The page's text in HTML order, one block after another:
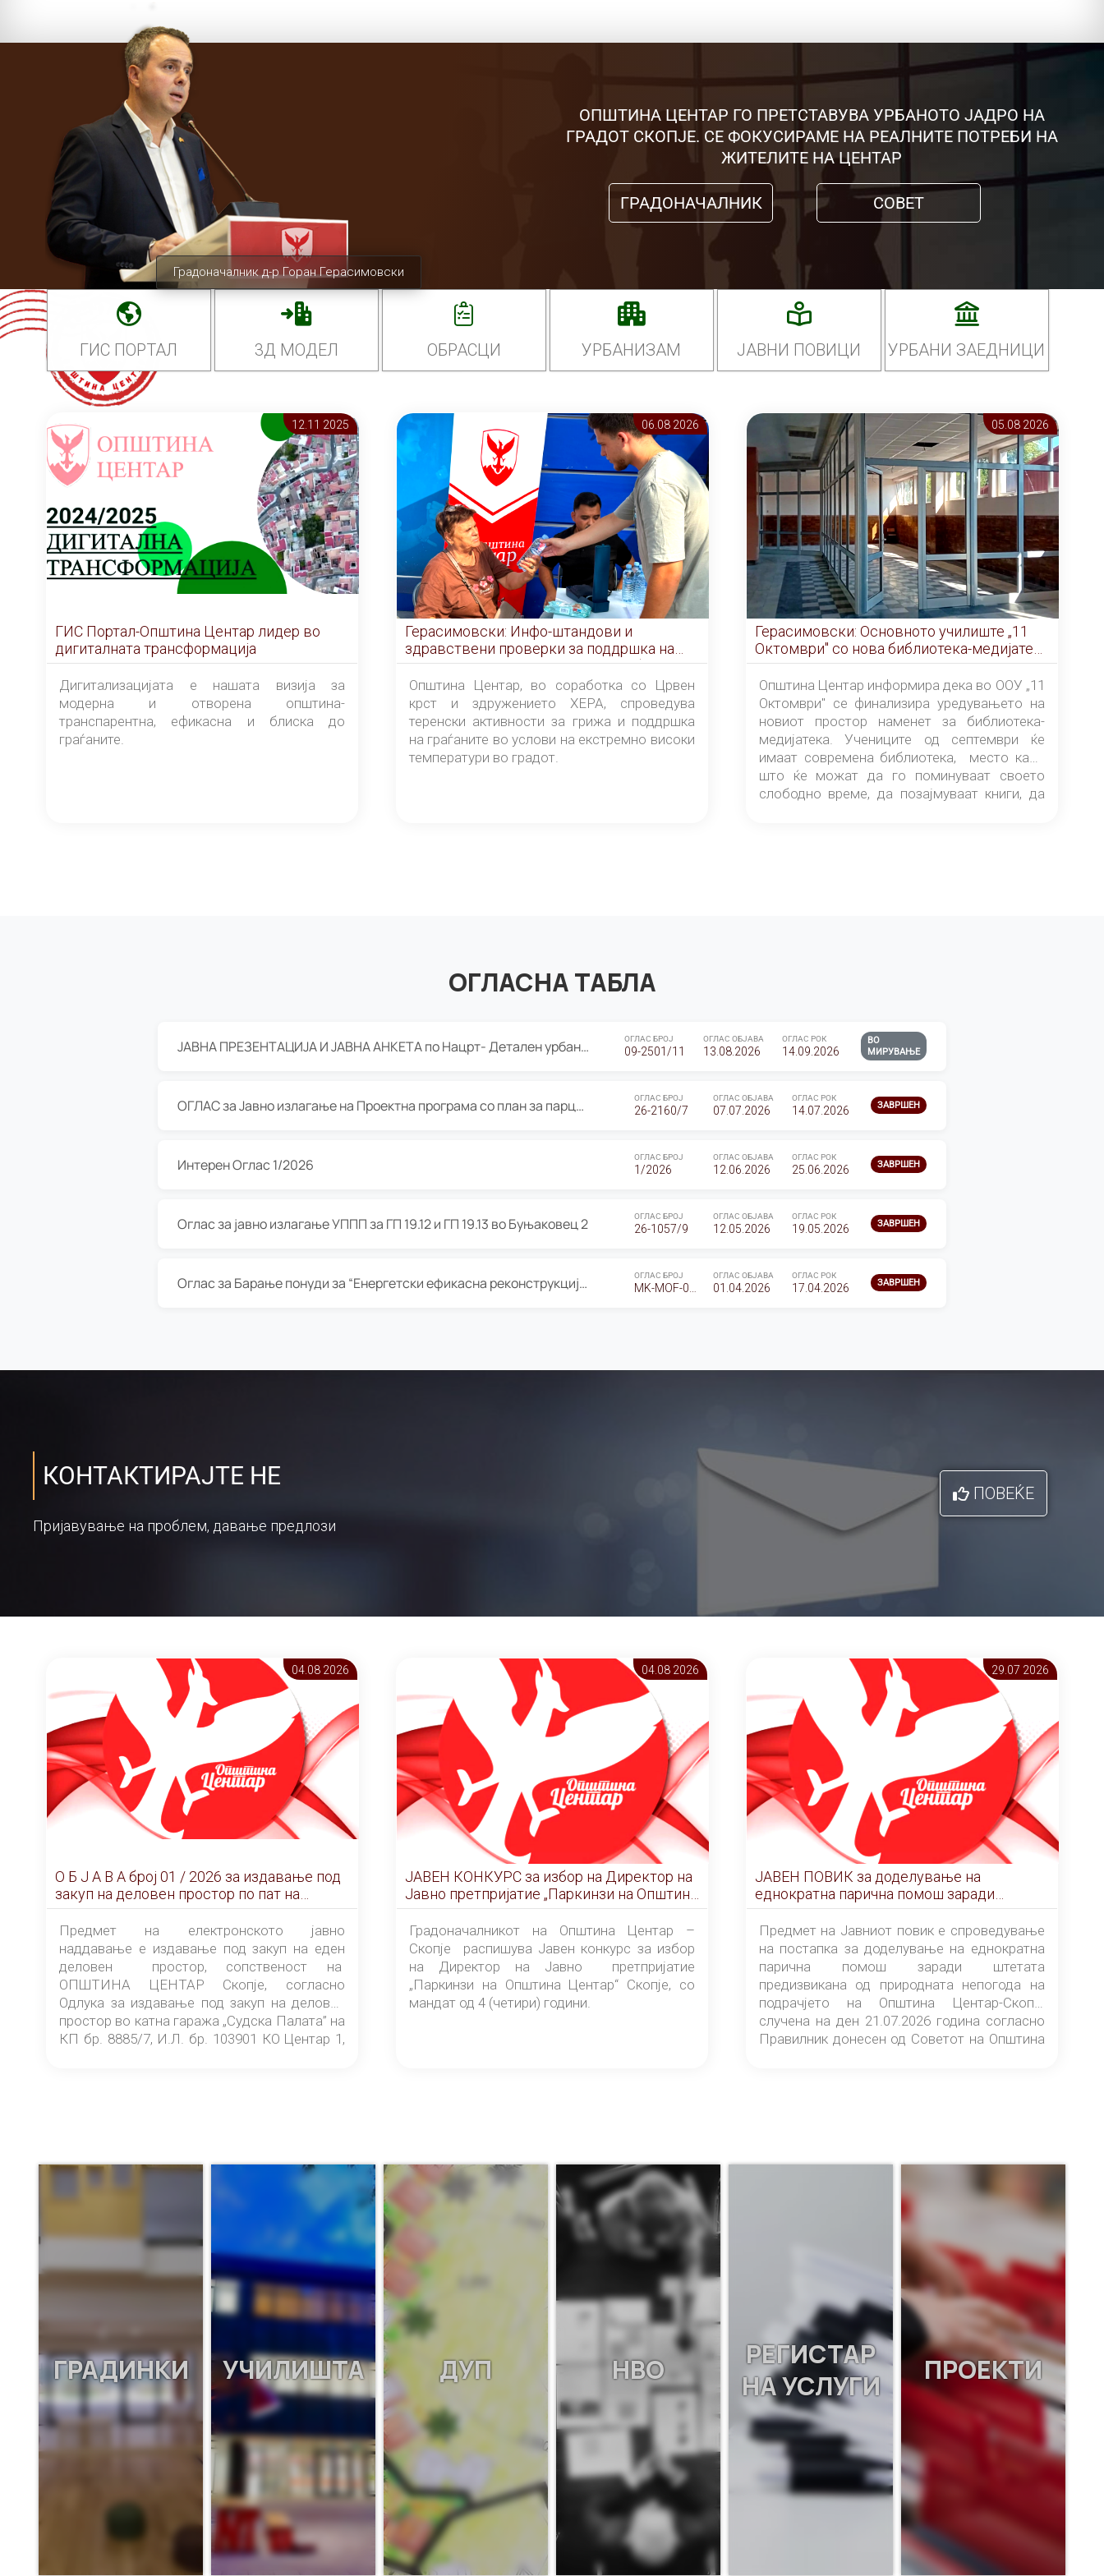
Градоначалник д-р Горан Герасимовски
ОПШТИНА ЦЕНТАР ГО ПРЕТСТАВУВА УРБАНОТО ЈАДРО НА
ГРАДОТ СКОПЈЕ. СЕ ФОКУСИРАМЕ НА РЕАЛНИТЕ ПОТРЕБИ НА
ЖИТЕЛИТЕ НА ЦЕНТАР
ГРАДОНАЧАЛНИК СОВЕТ
ГИС ПОРТАЛ 3Д МОДЕЛ ОБРАСЦИ УРБАНИЗАМ ЈАВНИ ПОВИЦИ УРБАНИ ЗАЕДНИЦИ
12.11 2025
ГИС Портал-Општина Центар лидер во
дигиталната трансформација
Дигитализацијата е нашата визија за
модерна и отворена општина-
транспарентна, ефикасна и блиска до
граѓаните.
06.08 2026
Герасимовски: Инфо-штандови и
здравствени проверки за поддршка на
граѓаните во услови на топлотен бран
Општина Центар, во соработка со Црвен
крст и здружението ХЕРА, спроведува
теренски активности за грижа и поддршка
на граѓаните во услови на екстремно високи
температури во градот.
05.08 2026
Герасимовски: Основното училиште „11
Октомври" со нова библиотека-медијатека
од септември
Општина Центар информира дека во ООУ „11
Октомври" се финализира уредувањето на
новиот простор наменет за библиотека-
медијатека. Учениците од септември ќе
имаат современа библиотека, место каде
што ќе можат да го поминуваат своето
слободно време, да позајмуваат книги, да
ОГЛАСНА ТАБЛА
ЈАВНА ПРЕЗЕНТАЦИЈА И ЈАВНА АНКЕТА по Нацрт- Детален урбанистички план Градска четврт Ј 05- Барутана, Општина Центар- Скопје, плански период 2025-2030 ОГЛАС БРОЈ
09-2501/11
ОГЛАС ОБЈАВА
13.08.2026
ОГЛАС РОК
14.09.2026
ВО
МИРУВАЊЕ
ОГЛАС за Јавно излагање на Проектна програма со план за парцелација за Урбанистички проект со план за парцелација за спојување на ГП 20.12 и ГП 20.37 од Изменување и дополнување на Детален урбанистички план Буњаковец 2, Општина Центар – Скопје ОГЛАС БРОЈ
26-2160/7
ОГЛАС ОБЈАВА
07.07.2026
ОГЛАС РОК
14.07.2026 ЗАВРШЕН
Интерен Оглас 1/2026 ОГЛАС БРОЈ
1/2026
ОГЛАС ОБЈАВА
12.06.2026
ОГЛАС РОК
25.06.2026 ЗАВРШЕН
Оглас за јавно излагање УППП за ГП 19.12 и ГП 19.13 во Буњаковец 2 ОГЛАС БРОЈ
26-1057/9
ОГЛАС ОБЈАВА
12.05.2026
ОГЛАС РОК
19.05.2026 ЗАВРШЕН
Оглас за Барање понуди за “Енергетски ефикасна реконструкција на објектот ООУ „Св. Кирил и Методиј" ОГЛАС БРОЈ ОГЛАС ОБЈАВА
01.04.2026
ОГЛАС РОК
17.04.2026 ЗАВРШЕН
КОНТАКТИРАЈТЕ НЕ
Пријавување на проблем, давање предлози
ПОВЕЌЕ
04.08 2026
О Б Ј А В А брoj 01 / 2026 за издавање под
закуп на деловен простор по пат на
ЕЛЕКТРОНСКО ЈАВНО НАДДАВАЊЕ
Предмет на електронското јавно
наддавање е издавање под закуп на еден
деловен простор, сопственост на
ОПШТИНА ЦЕНТАР Скопје, согласно
Одлука за издавање под закуп на деловен
простор во катна гаража „Судска Палата” на
КП бр. 8885/7, И.Л. бр. 103901 КО Центар 1,
понудувач.
04.08 2026
ЈАВЕН КОНКУРС за избор на Директор на
Јавно претпријатие „Паркинзи на Општина
Центар“ – Скопје
Градоначалникот на Општина Центар –
Скопје распишува Јавен конкурс за избор
на Директор на Јавно претпријатие
„Паркинзи на Општина Центар“ Скопје, со
мандат од 4 (четири) години.
29.07 2026
ЈАВЕН ПОВИК за доделување на
еднократна парична помош заради
штетата предизвикана од природната
непогода на подрачјето на Општина
Центар-Скопје случена на ден 21.07.2026
година
Предмет на Јавниот повик е спроведување
на постапка за доделување на еднократна
парична помош заради штетата
предизвикана од природната непогода на
подрачјето на Општина Центар-Скопје
случена на ден 21.07.2026 година согласно
Правилник донесен од Советот на Општина
ГРАДИНКИ УЧИЛИШТА ДУП НВО
РЕГИСТАР
НА УСЛУГИ
ПРОЕКТИ